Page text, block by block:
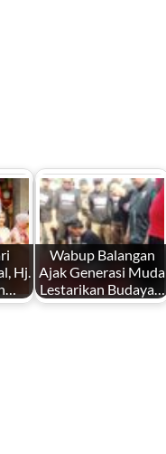
Hj.
Wabup Balangan
Ajak Generasi Muda
Lestarikan Budaya…